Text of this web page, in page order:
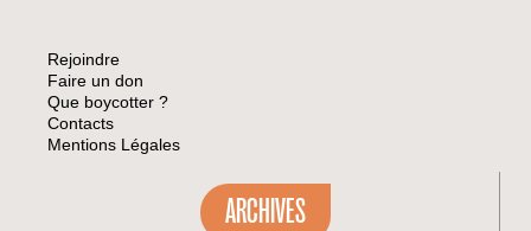
Rejoindre
Faire un don
Que boycotter ?
Contacts
Mentions Légales
ARCHIVES